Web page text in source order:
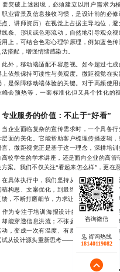
破上述困境，必须建立以用户需求为
职业背景及信息接收习惯，是设计前的必
点、讲师资历）在视觉上占据主导地位，
线条、形状或色彩流动，自然地引导观众
用上，可结合色彩心理学原理，例如蓝色
活搭配，增强情绪感染力。
，移动端适配不容忽视。如今超过七成
上依然保持可读性与美观度。微距视觉在
，是保障移动端体验的关键。对于高频使
峰会预热等，一套标准化但又具个性化的
专业服务的价值：不止于“好看”
业面临复杂的宣传需求时，一个具备行
层面的美化。它能帮助客户梳理传播逻辑
言。微距视觉正是基于这一理念，深耕培
高校学生的学术讲座，还是面向企业的高
方案。我们不仅关注“看起来怎么样”，更在
体执行中，我们坚持从策划到落地的全
稿构思、文案优化，到最终交付，每一个
馈，不断打磨细节，力求让每一张海报都成
专注于培训海报设计的公司，微距视
却能穿透信息洪流；不张扬，却能留下深
动，变成一次有温度、有质感的品牌对话
试从设计源头重新思考——或许，改变就从
咨询热线
18140119082